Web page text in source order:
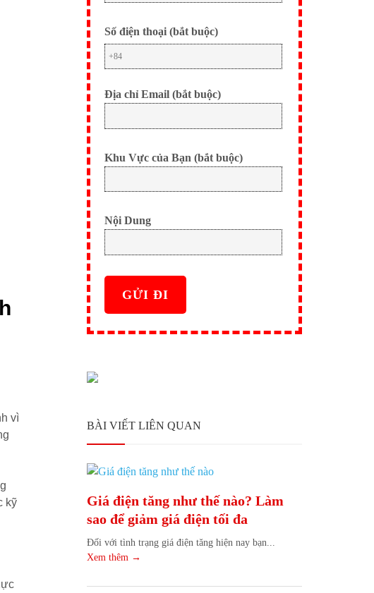
vì
kỹ
Số điện thoại (bắt buộc)
Địa chỉ Email (bắt buộc)
Khu Vực của Bạn (bắt buộc)
Nội Dung
BÀI VIẾT LIÊN QUAN
Giá điện tăng như thế nào? Làm
sao để giảm giá điện tối đa
Đối với tình trạng giá điện tăng hiện nay bạn...
Xem thêm →